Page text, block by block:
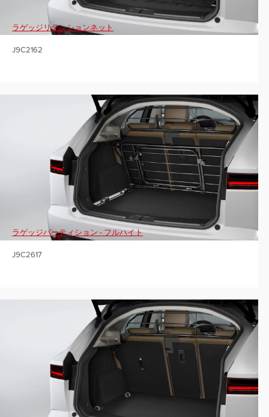
ラゲッジリテンションネット
J9C2162
ラゲッジパーティション - フルハイト
J9C2617